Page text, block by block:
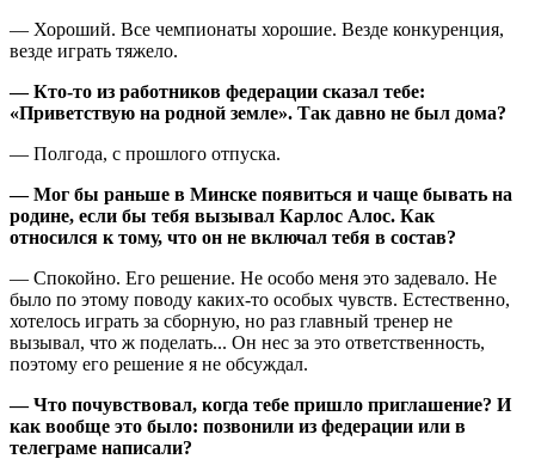
— Хороший. Все чемпионаты хорошие. Везде конкуренция,
везде играть тяжело.
— Кто-то из работников федерации сказал тебе:
«Приветствую на родной земле». Так давно не был дома?
— Полгода, с прошлого отпуска.
— Мог бы раньше в Минске появиться и чаще бывать на
родине, если бы тебя вызывал Карлос Алос. Как
относился к тому, что он не включал тебя в состав?
— Спокойно. Его решение. Не особо меня это задевало. Не
было по этому поводу каких-то особых чувств. Естественно,
хотелось играть за сборную, но раз главный тренер не
вызывал, что ж поделать... Он нес за это ответственность,
поэтому его решение я не обсуждал.
— Что почувствовал, когда тебе пришло приглашение? И
как вообще это было: позвонили из федерации или в
телеграме написали?